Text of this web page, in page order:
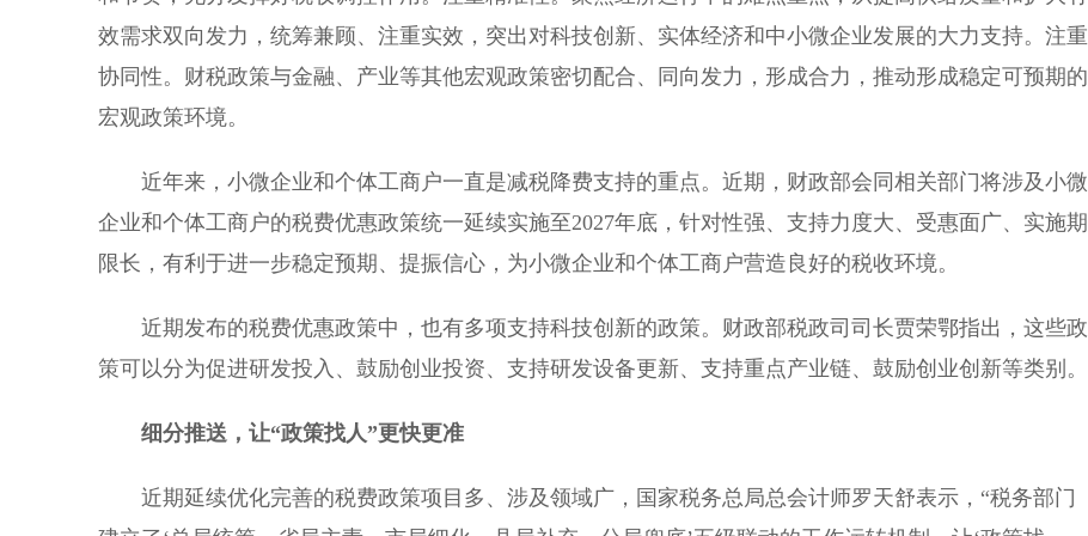
效需求双向发力，统筹兼顾、注重实效，突出对科技创新、实体经济和中小微企业发展的大力支持。注重
协同性。财税政策与金融、产业等其他宏观政策密切配合、同向发力，形成合力，推动形成稳定可预期的
宏观政策环境。
近年来，小微企业和个体工商户一直是减税降费支持的重点。近期，财政部会同相关部门将涉及小微
企业和个体工商户的税费优惠政策统一延续实施至2027年底，针对性强、支持力度大、受惠面广、实施期
限长，有利于进一步稳定预期、提振信心，为小微企业和个体工商户营造良好的税收环境。
近期发布的税费优惠政策中，也有多项支持科技创新的政策。财政部税政司司长贾荣鄂指出，这些政
策可以分为促进研发投入、鼓励创业投资、支持研发设备更新、支持重点产业链、鼓励创业创新等类别。
细分推送，让“政策找人”更快更准
近期延续优化完善的税费政策项目多、涉及领域广，国家税务总局总会计师罗天舒表示，“税务部门